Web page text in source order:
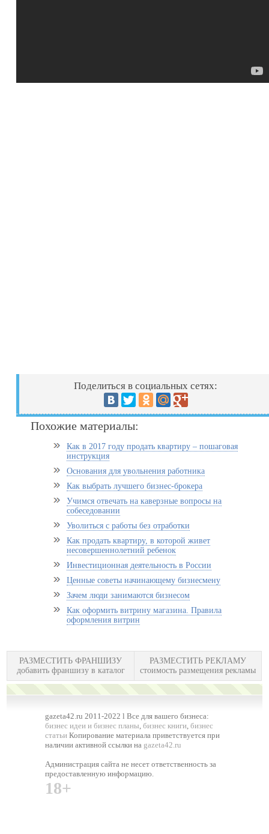
Поделиться в социальных сетях:
Похожие материалы:
Как в 2017 году продать квартиру – пошаговая
инструкция
Основания для увольнения работника
Как выбрать лучшего бизнес-брокера
Учимся отвечать на каверзные вопросы на
собеседовании
Уволиться с работы без отработки
Как продать квартиру, в которой живет
несовершеннолетний ребенок
Инвестиционная деятельность в России
Ценные советы начинающему бизнесмену
Зачем люди занимаются бизнесом
Как оформить витрину магазина. Правила
оформления витрин
РАЗМЕСТИТЬ ФРАНШИЗУ
добавить франшизу в каталог
РАЗМЕСТИТЬ РЕКЛАМУ
стоимость размещения рекламы
gazeta42.ru 2011-2022 l Все для вашего бизнеса:
бизнес идеи и бизнес планы,бизнес книги,бизнес
статьи Копирование материала приветствуется при
наличии активной ссылки на gazeta42.ru
Администрация сайта не несет ответственность за
предоставленную информацию.
18+